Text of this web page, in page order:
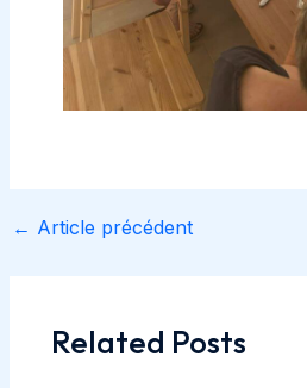
Navigation
← Article précédent
Related Posts